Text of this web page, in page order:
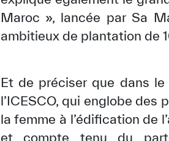
Maroc », lancée par Sa
ambitieux de plantation de
Et de préciser que dans
l’ICESCO, qui englobe
la femme à l’édification de
et compte tenu du